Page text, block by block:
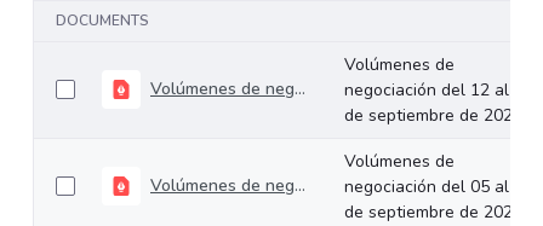
DOCUMENTS
Volúmenes de negociación del 12 al 16 de septiembre de 2022
Volúmenes de
negociación del 12 al 16
de septiembre de 2022
Volúmenes de negociación del 05 al 09 de septiembre de 2022
Volúmenes de
negociación del 05 al 09
de septiembre de 2022